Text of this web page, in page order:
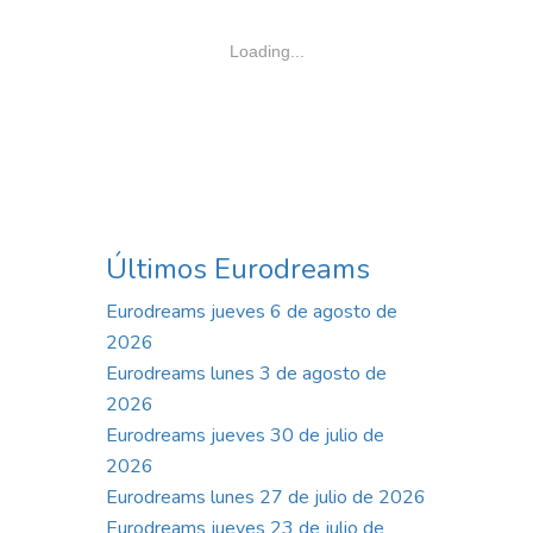
Loading...
Últimos Eurodreams
Eurodreams jueves 6 de agosto de
2026
Eurodreams lunes 3 de agosto de
2026
Eurodreams jueves 30 de julio de
2026
Eurodreams lunes 27 de julio de 2026